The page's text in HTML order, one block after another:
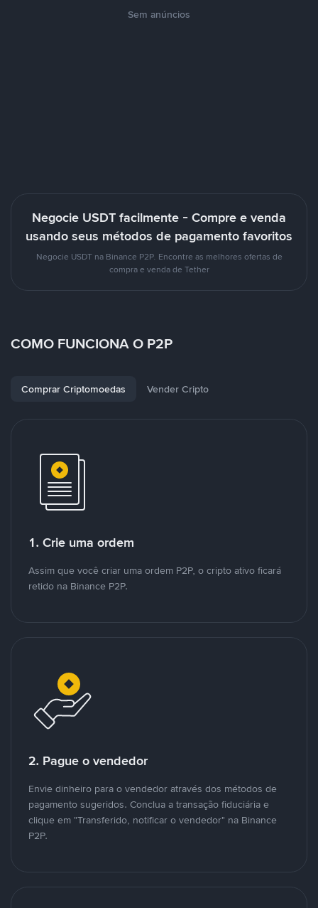
Sem anúncios
Negocie USDT facilmente - Compre e venda
usando seus métodos de pagamento favoritos
Negocie USDT na Binance P2P. Encontre as melhores ofertas de
compra e venda de Tether
COMO FUNCIONA O P2P
Comprar Criptomoedas Vender Cripto
1. Crie uma ordem
Assim que você criar uma ordem P2P, o cripto ativo ficará
retido na Binance P2P.
2. Pague o vendedor
Envie dinheiro para o vendedor através dos métodos de
pagamento sugeridos. Conclua a transação fiduciária e
clique em "Transferido, notificar o vendedor" na Binance
P2P.